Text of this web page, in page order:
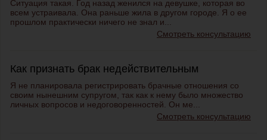
Ситуация такая. Год назад женился на девушке, которая во
всем устраивала. Она раньше жила в другом городе. Я о ее
прошлом практически ничего не знал и...
Смотреть консультацию
Как признать брак недействительным
Я не планировала регистрировать брачные отношения со
своим нынешним супругом, так как к нему было множество
личных вопросов и недоговоренностей. Он ме...
Смотреть консультацию